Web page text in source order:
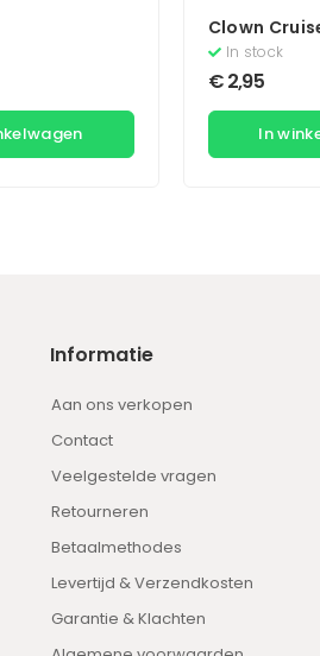
Clown
In stock
€2,95
In
Informatie
Aan ons verkopen
Contact
Veelgestelde vragen
Retourneren
Betaalmethodes
Levertijd & Verzendkosten
Garantie & Klachten